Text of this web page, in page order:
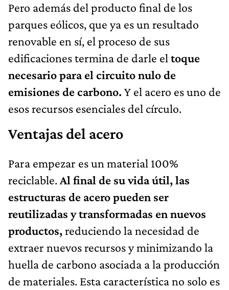
Pero además del producto final de los
parques eólicos, que ya es un resultado
renovable en sí, el proceso de sus
edificaciones termina de darle el toque
necesario para el circuito nulo de
emisiones de carbono. Y el acero es uno de
esos recursos esenciales del círculo.
Ventajas del acero
Para empezar es un material 100%
reciclable.Al final de su vida útil, las
estructuras de acero pueden ser
reutilizadas y transformadas en nuevos
productos,reduciendo la necesidad de
extraer nuevos recursos y minimizando la
huella de carbono asociada a la producción
de materiales. Esta característica no solo es